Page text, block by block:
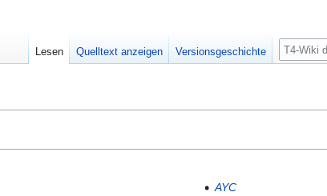
AYC
Lesen Quelltext anzeigen Versionsgeschichte Suche